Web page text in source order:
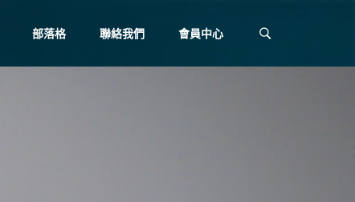
部落格 聯絡我們 會員中心